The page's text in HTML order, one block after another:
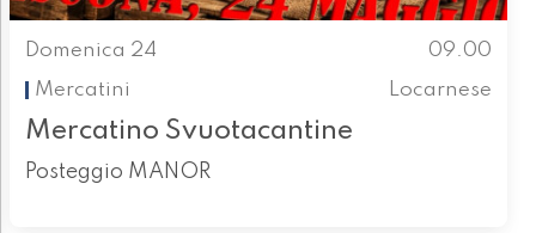
Domenica 24
09.00
Mercatini
Locarnese
Mercatino Svuotacantine
Posteggio MANOR